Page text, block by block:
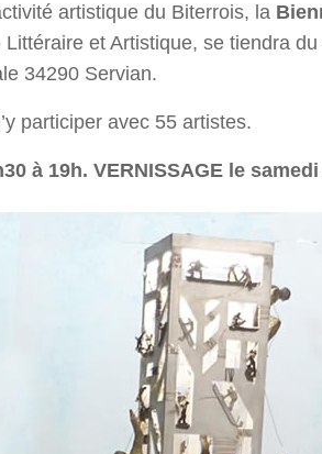
artistique du Biterrois, la
et Artistique, se tiendra du
34290 Servian.
participer avec 55 artistes.
à 19h. VERNISSAGE le